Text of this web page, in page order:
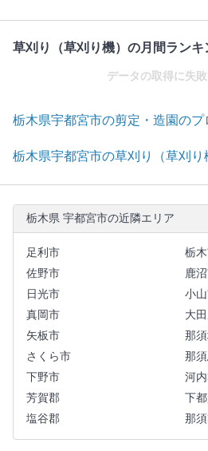
草刈り（草刈り機）の月間ランキ
データの取得に失敗
栃木県宇都宮市の剪定・造園のプ
栃木県宇都宮市の草刈り（草刈り
栃木県 宇都宮市の近隣エリア
足利市
栃
佐野市
鹿
日光市
小
真岡市
大
矢板市
那
さくら市
那
下野市
河
芳賀郡
下
塩谷郡
那